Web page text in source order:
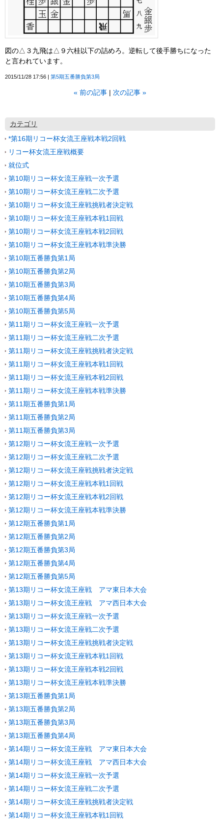
図の△３九飛は△９六桂以下の詰めろ。逆転して後手勝ちになった
と言われています。
2015/11/28 17:56 第5期五番勝負第3局
« 前の記事 次の記事 »
カテゴリ
*第16期リコー杯女流王座戦本戦2回戦
リコー杯女流王座戦概要
就位式
第10期リコー杯女流王座戦一次予選
第10期リコー杯女流王座戦二次予選
第10期リコー杯女流王座戦挑戦者決定戦
第10期リコー杯女流王座戦本戦1回戦
第10期リコー杯女流王座戦本戦2回戦
第10期リコー杯女流王座戦本戦準決勝
第10期五番勝負第1局
第10期五番勝負第2局
第10期五番勝負第3局
第10期五番勝負第4局
第10期五番勝負第5局
第11期リコー杯女流王座戦一次予選
第11期リコー杯女流王座戦二次予選
第11期リコー杯女流王座戦挑戦者決定戦
第11期リコー杯女流王座戦本戦1回戦
第11期リコー杯女流王座戦本戦2回戦
第11期リコー杯女流王座戦本戦準決勝
第11期五番勝負第1局
第11期五番勝負第2局
第11期五番勝負第3局
第12期リコー杯女流王座戦一次予選
第12期リコー杯女流王座戦二次予選
第12期リコー杯女流王座戦挑戦者決定戦
第12期リコー杯女流王座戦本戦1回戦
第12期リコー杯女流王座戦本戦2回戦
第12期リコー杯女流王座戦本戦準決勝
第12期五番勝負第1局
第12期五番勝負第2局
第12期五番勝負第3局
第12期五番勝負第4局
第12期五番勝負第5局
第13期リコー杯女流王座戦 アマ東日本大会
第13期リコー杯女流王座戦 アマ西日本大会
第13期リコー杯女流王座戦一次予選
第13期リコー杯女流王座戦二次予選
第13期リコー杯女流王座戦挑戦者決定戦
第13期リコー杯女流王座戦本戦1回戦
第13期リコー杯女流王座戦本戦2回戦
第13期リコー杯女流王座戦本戦準決勝
第13期五番勝負第1局
第13期五番勝負第2局
第13期五番勝負第3局
第13期五番勝負第4局
第14期リコー杯女流王座戦 アマ東日本大会
第14期リコー杯女流王座戦 アマ西日本大会
第14期リコー杯女流王座戦一次予選
第14期リコー杯女流王座戦二次予選
第14期リコー杯女流王座戦挑戦者決定戦
第14期リコー杯女流王座戦本戦1回戦